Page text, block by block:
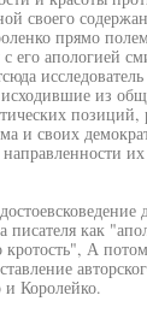
своего
прямо
его апологией
из
позиций,
и своих
их
писателя как
А
и Королейко.